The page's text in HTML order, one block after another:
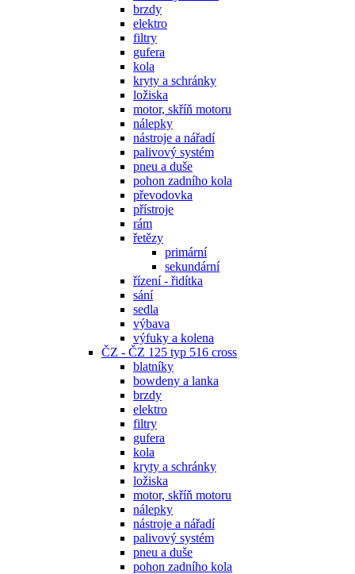
brzdy
elektro
filtry
gufera
kola
kryty a schránky
ložiska
motor, skříň motoru
nálepky
nástroje a nářadí
palivový systém
pneu a duše
pohon zadního kola
převodovka
přístroje
rám
řetězy
primární
sekundární
řízení - řidítka
sání
sedla
výbava
výfuky a kolena
ČZ - ČZ 125 typ 516 cross
blatníky
bowdeny a lanka
brzdy
elektro
filtry
gufera
kola
kryty a schránky
ložiska
motor, skříň motoru
nálepky
nástroje a nářadí
palivový systém
pneu a duše
pohon zadního kola